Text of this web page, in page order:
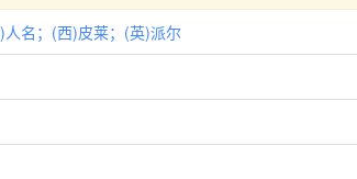
名；(西)皮莱；(英)派尔